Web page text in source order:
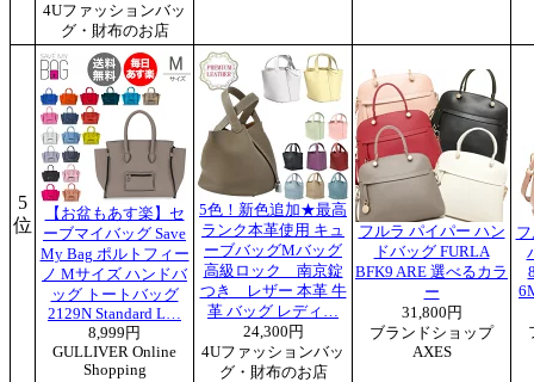
4Uファッションバッ
グ・財布のお店
5
位
【お盆もあす楽】セ
ーブマイバッグ Save
My Bag ポルトフィー
ノ Mサイズ ハンドバ
ッグ トートバッグ
2129N Standard L…
8,999円
GULLIVER Online
Shopping
5色！新色追加★最高
ランク本革使用 キュ
ーブバッグMバッグ
高級ロック 南京錠
つき レザー 本革 牛
革 バッグ レディ…
24,300円
4Uファッションバッ
グ・財布のお店
フルラ パイパー ハン
ドバッグ FURLA
BFK9 ARE 選べるカラ
ー
31,800円
ブランドショップ
AXES